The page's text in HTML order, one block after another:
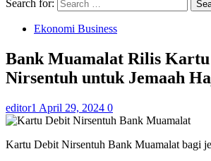
Search for:
Ekonomi Business
Bank Muamalat Rilis
Nirsentuh untuk Jemaah
editor1 April 29, 2024 0
Kartu Debit Nirsentuh Bank Muamalat bagi